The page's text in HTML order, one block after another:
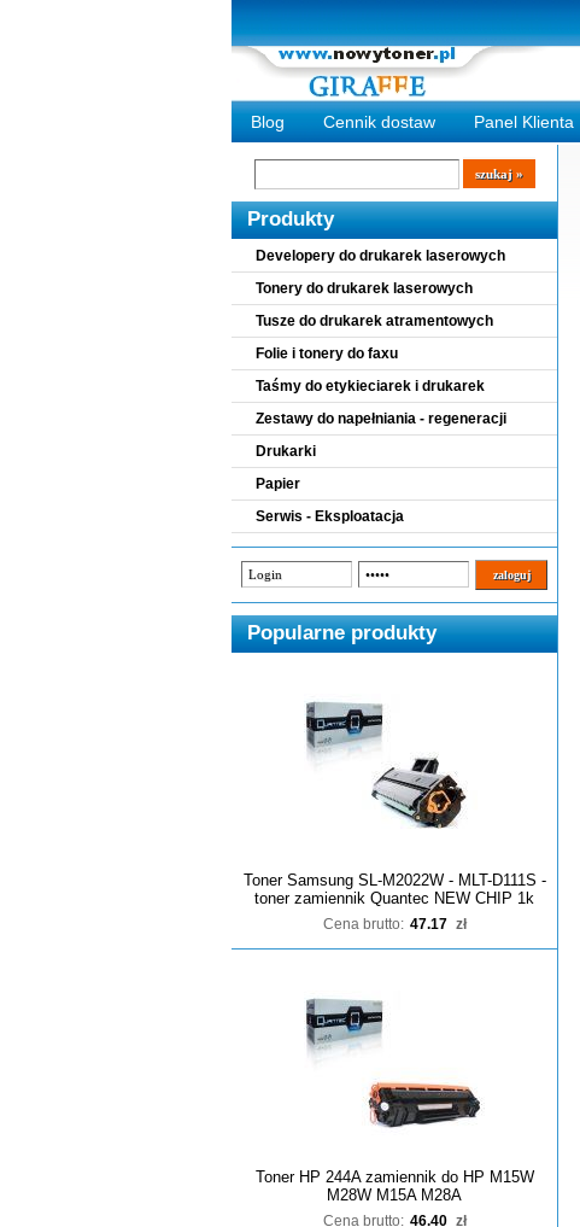
Blog Cennik dostaw Panel Klienta
Wyszukiwarka
szukaj
Produkty
Developery do drukarek laserowych
Tonery do drukarek laserowych
Tusze do drukarek atramentowych
Folie i tonery do faxu
Taśmy do etykieciarek i drukarek
Zestawy do napełniania - regeneracji
Drukarki
Papier
Serwis - Eksploatacja
Popularne produkty
Toner Samsung SL-M2022W - MLT-D111S -
toner zamiennik Quantec NEW CHIP 1k
Cena brutto: 47.17 zł
Toner HP 244A zamiennik do HP M15W
M28W M15A M28A
Cena brutto: 46.40 zł